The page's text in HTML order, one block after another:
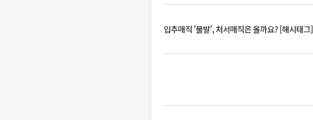
입추매직 '불발', 처서매직은 올까요? [해시태그]